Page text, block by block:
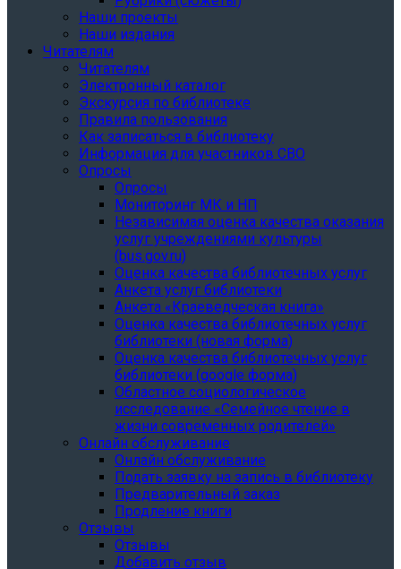
Наши проекты
Наши издания
Читателям
Читателям
Электронный каталог
Экскурсия по библиотеке
Правила пользования
Как записаться в библиотеку
Информация для участников СВО
Опросы
Опросы
Мониторинг МК и НП
Независимая оценка качества оказания
услуг учреждениями культуры
(bus.gov.ru)
Оценка качества библиотечных услуг
Анкета услуг библиотеки
Анкета «Краеведческая книга»
Oценка качества библиотечных услуг
библиотеки (новая форма)
Oценка качества библиотечных услуг
библиотеки (google форма)
Областное социологическое
исследование «Семейное чтение в
жизни современных родителей»
Онлайн обслуживание
Онлайн обслуживание
Подать заявку на запись в библиотеку
Предварительный заказ
Продление книги
Отзывы
Отзывы
Добавить отзыв